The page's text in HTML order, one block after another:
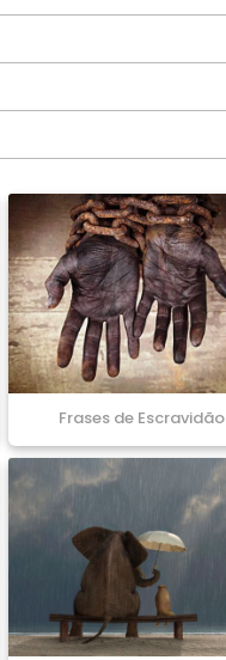
Frases de Escravidão